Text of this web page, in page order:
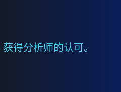
获得分析师的认可。